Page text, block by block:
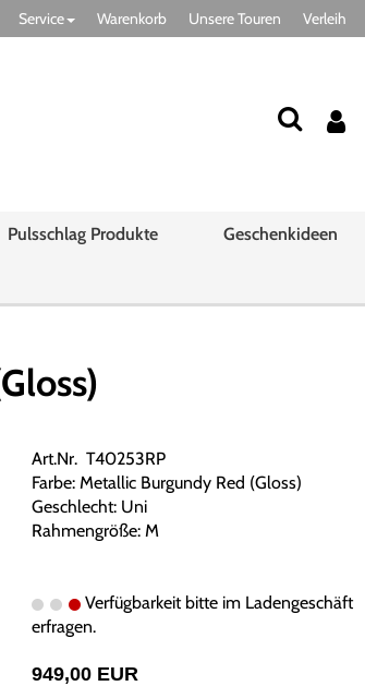
Service Warenkorb Unsere Touren Verleih
Pulsschlag Produkte Geschenkideen
Art.Nr. T40253RP
Farbe: Metallic Burgundy Red (Gloss)
Geschlecht: Uni
Rahmengröße: M
Verfügbarkeit bitte im Ladengeschäft
erfragen.
949,00 EUR